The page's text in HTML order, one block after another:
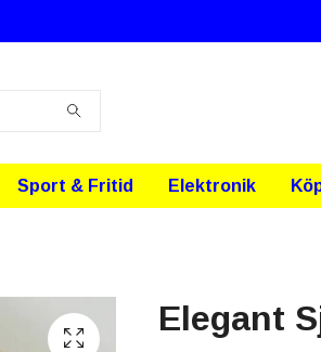
Sport & Fritid Elektronik
Elegant